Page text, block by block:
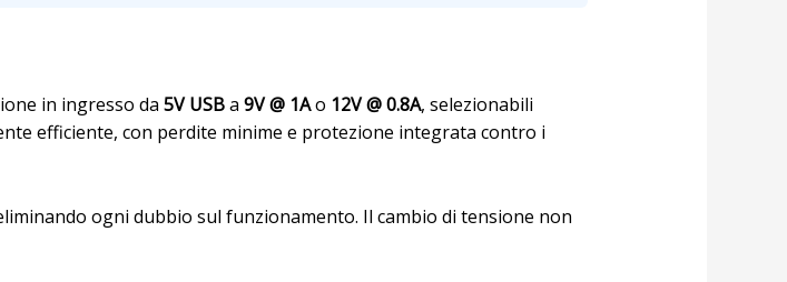
in ingresso da 5V USBa 9V @ 1Ao 12V @ 0.8A, selezionabili
efficiente, con perdite minime e protezione integrata contro i
ogni dubbio sul funzionamento. Il cambio di tensione non